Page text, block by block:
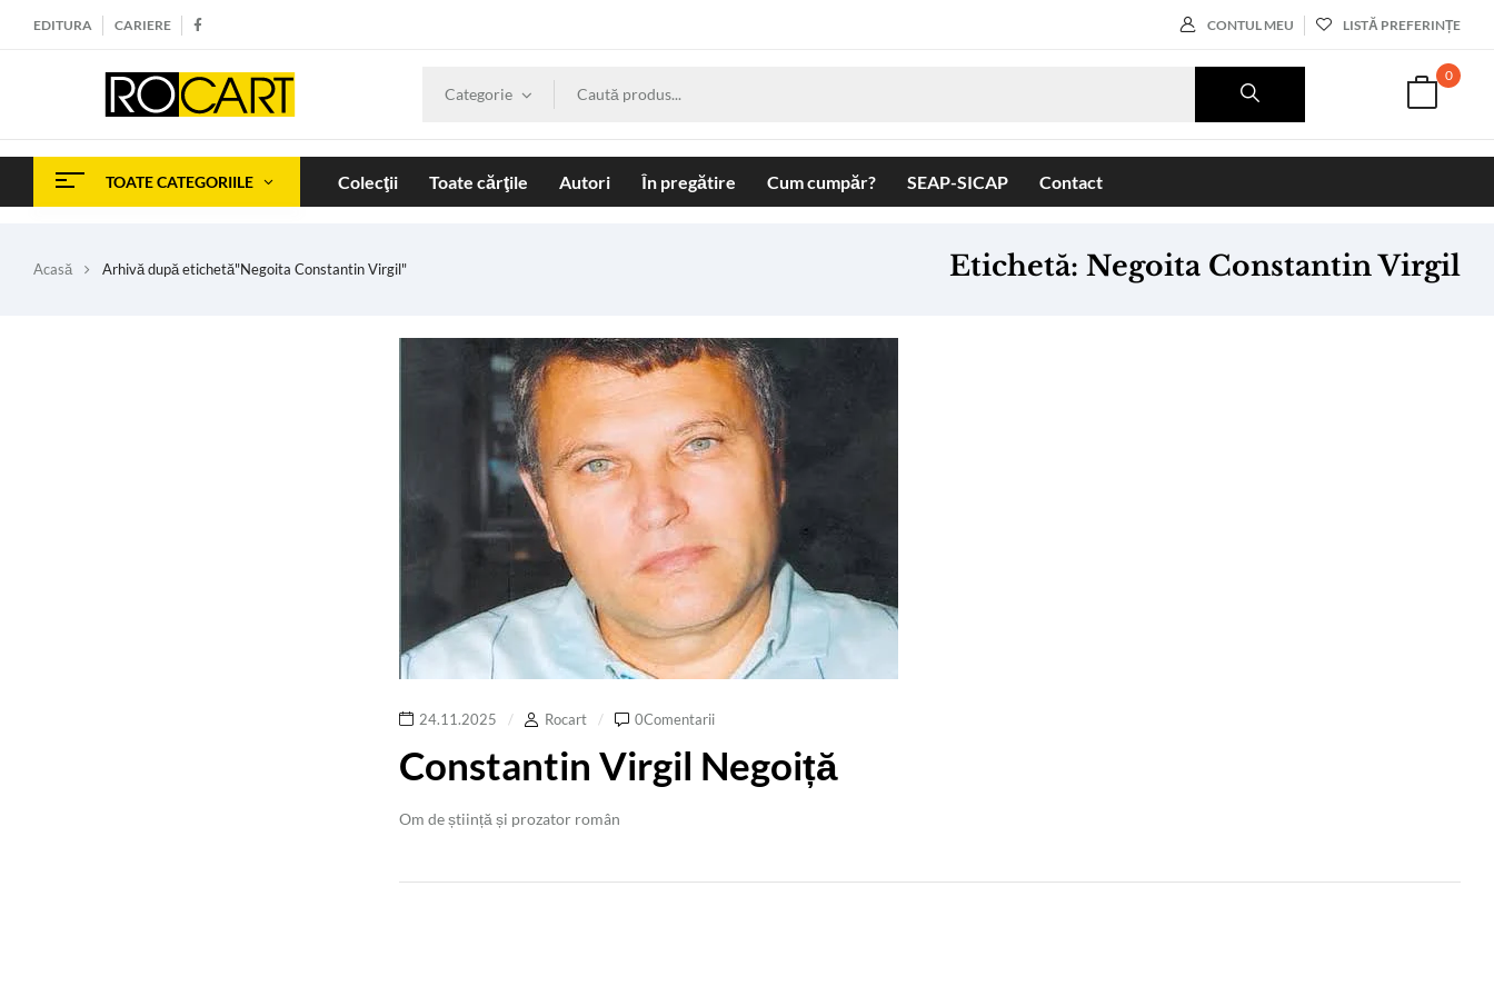
EDITURA CARIERE CONTUL MEU LISTĂ PREFERINȚE
Categorie
0
TOATE CATEGORIILE Colecţii Toate cărţile Autori În pregătire Cum cumpăr? SEAP-SICAP Contact
Etichetă: Negoita Constantin Virgil
Acasă Arhivă după etichetă"Negoita Constantin Virgil"
24.11.2025 Rocart 0Comentarii
Constantin Virgil Negoiță
Om de știință și prozator român